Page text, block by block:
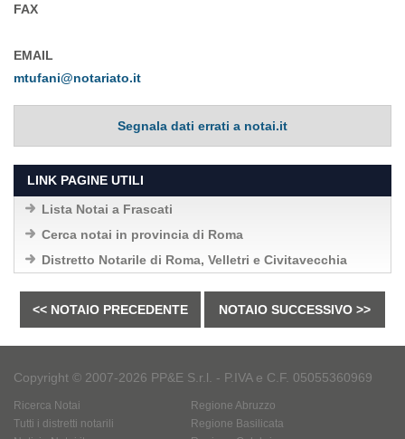
FAX
EMAIL
mtufani@notariato.it
Segnala dati errati a notai.it
LINK PAGINE UTILI
Lista Notai a Frascati
Cerca notai in provincia di Roma
Distretto Notarile di Roma, Velletri e Civitavecchia
<< NOTAIO PRECEDENTE NOTAIO SUCCESSIVO >>
Copyright © 2007-2026 PP&E S.r.l. - P.IVA e C.F. 05055360969
Ricerca Notai
Tutti i distretti notarili
Regione Abruzzo
Regione Basilicata